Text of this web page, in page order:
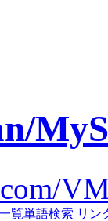
覧単語検索 リン